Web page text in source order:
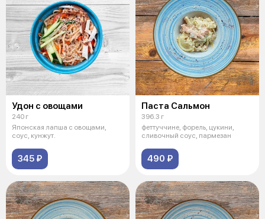
Удон с овощами
240 г
Японская лапша с овощами,
соус, кунжут.
345 ₽
Паста Сальмон
396.3 г
феттуччине, форель, цукини,
сливочный соус, пармезан
490 ₽